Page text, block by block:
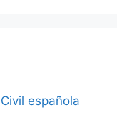
española